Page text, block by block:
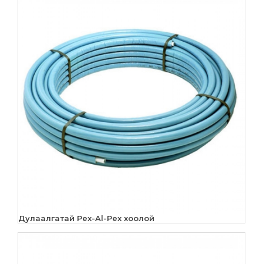
Дулаалгатай Pex-Al-Pex хоолой